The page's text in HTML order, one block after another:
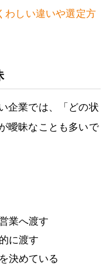
わしい違いや選定方
企業では、「どの状
曖昧なことも多いで
業へ渡す
に渡す
決めている